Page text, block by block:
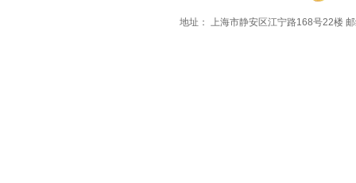
地址： 上海市静安区江宁路168号22楼